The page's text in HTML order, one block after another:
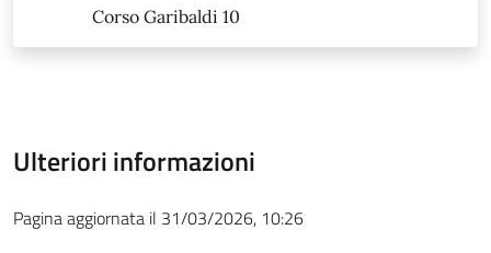
Corso Garibaldi 10
Ulteriori informazioni
Pagina aggiornata il 31/03/2026, 10:26